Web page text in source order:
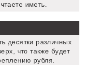
иметь.
десятки различных
что также будет
рубля.